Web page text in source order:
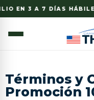
EN 3 A 7 DÍAS
Términos y
Promoción